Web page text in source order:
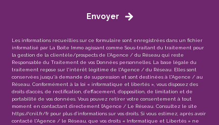
Envoyer
Les informations recueillies sur ce formulaire sont enregistrées dans un fichier
informatisé par La Boite Immo agissant comme Sous-traitant du traitement pour
la gestion de la clientèle/prospects de l'Agence / du Réseau qui reste
Responsable du Traitement de vos Données personnelles. La base légale du
traitement repose sur l'intérêt légitime de l'Agence / du Réseau. Elles sont
conservées jusqu'à demande de suppression et sont destinées à l'Agence / au
Réseau. Conformément à la loi « informatique et libertés », vous disposez des
droits d’accès, de rectification, d’effacement, d’opposition, de limitation et de
portabilité de vos données. Vous pouvez retirer votre consentement à tout
moment en contactant directement l’Agence / Le Réseau. Consultez le site
https://cnil.fr/fr pour plus d’informations sur vos droits. Si vous estimez, après avoir
contacté l'Agence / le Réseau, que vos droits « Informatique et Libertés » ne